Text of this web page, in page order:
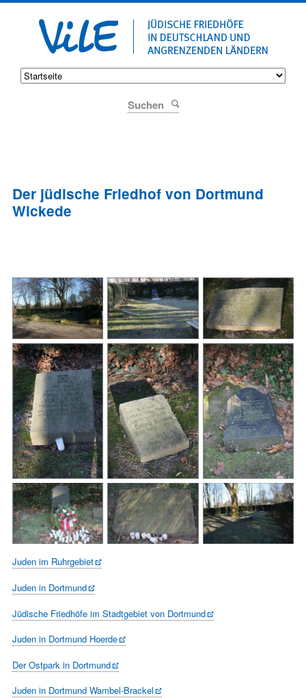
Der jüdische Friedhof von Dortmund
Wickede
Juden im Ruhrgebiet
Juden in Dortmund
Jüdische Friedhöfe im Stadtgebiet von Dortmund
Juden in Dortmund Hoerde
Der Ostpark in Dortmund
Juden in Dortmund Wambel-Brackel